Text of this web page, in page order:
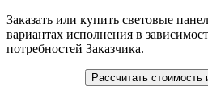
Заказать или купить световые
вариантах исполнения в
потребностей Заказчика.
Рассчитать стоимость